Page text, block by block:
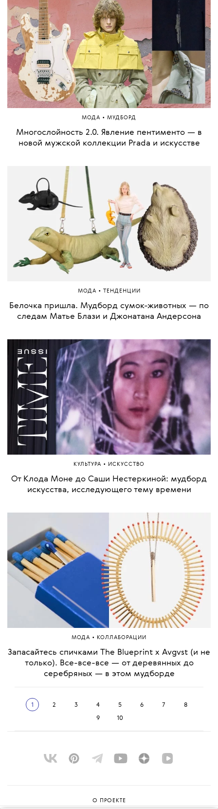
МОДА • МУДБОРД
Многослойность 2.0. Явление пентименто — в
новой мужской коллекции Prada и искусстве
МОДА • ТЕНДЕНЦИИ
Белочка пришла. Мудборд сумок-животных — по
следам Матье Блази и Джонатана Андерсона
КУЛЬТУРА • ИСКУССТВО
От Клода Моне до Саши Нестеркиной: мудборд
искусства, исследующего тему времени
МОДА • КОЛЛАБОРАЦИИ
Запасайтесь спичками The Blueprint x Avgvst (и не
только). Все-все-все — от деревянных до
серебряных — в этом мудборде
1 2 3 4 5 6 7 8
9 10
О ПРОЕКТЕ